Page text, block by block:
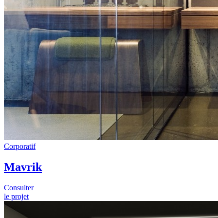
Corporatif
Mavrik
Consulter
le projet